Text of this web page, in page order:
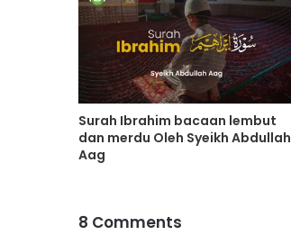
Surah Ibrahim bacaan lembut
dan merdu Oleh Syeikh Abdullah
Aag
8 Comments